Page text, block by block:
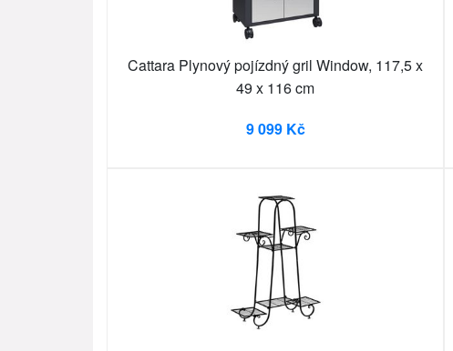
Cattara Plynový pojízdný gril Window, 117,5 x
49 x 116 cm
9 099 Kč